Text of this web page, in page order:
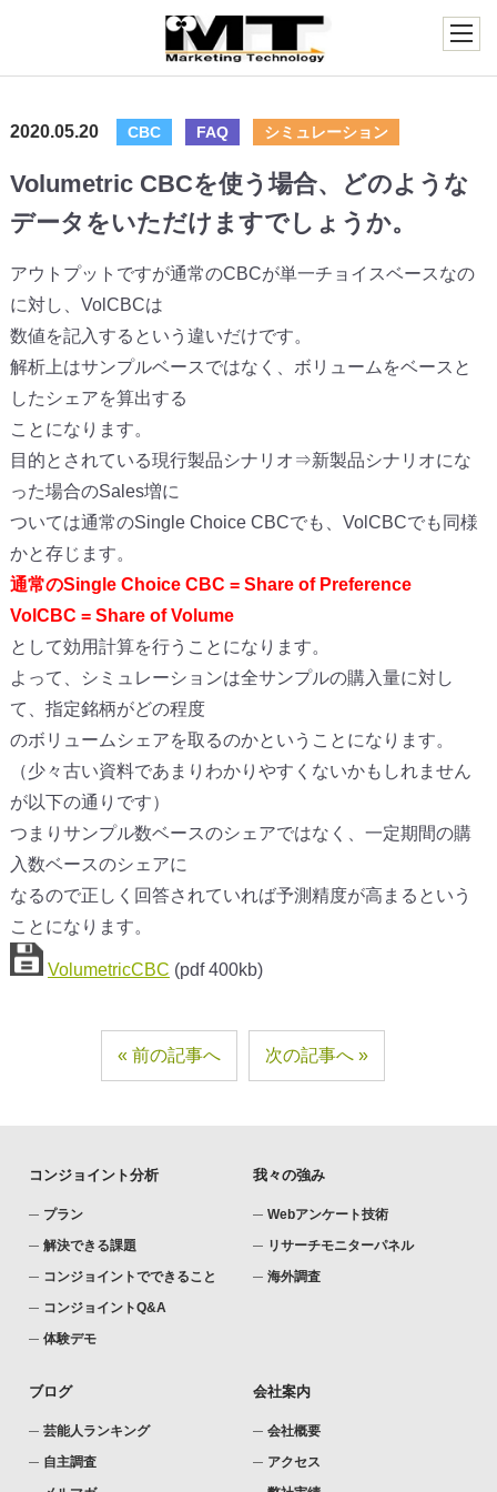
2020.05.20 CBC FAQ シミュレーション
Volumetric CBCを使う場合、どのような
データをいただけますでしょうか。
アウトプットですが通常のCBCが単一チョイスベースなの
に対し、VolCBCは
数値を記入するという違いだけです。
解析上はサンプルベースではなく、ボリュームをベースと
したシェアを算出する
ことになります。
目的とされている現行製品シナリオ⇒新製品シナリオにな
った場合のSales増に
ついては通常のSingle Choice CBCでも、VolCBCでも同様
かと存じます。
通常のSingle Choice CBC = Share of Preference
VolCBC = Share of Volume
として効用計算を行うことになります。
よって、シミュレーションは全サンプルの購入量に対し
て、指定銘柄がどの程度
のボリュームシェアを取るのかということになります。
（少々古い資料であまりわかりやすくないかもしれません
が以下の通りです）
つまりサンプル数ベースのシェアではなく、一定期間の購
入数ベースのシェアに
なるので正しく回答されていれば予測精度が高まるという
ことになります。
VolumetricCBC (pdf 400kb)
前の記事へ 次の記事へ
コンジョイント分析
プラン
解決できる課題
コンジョイントでできること
コンジョイントQ&A
体験デモ
我々の強み
Webアンケート技術
リサーチモニターパネル
海外調査
ブログ
芸能人ランキング
自主調査
会社案内
会社概要
アクセス